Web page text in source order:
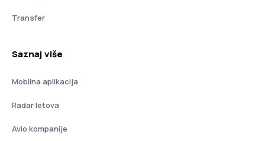
Transfer
Saznaj više
Mobilna aplikacija
Radar letova
Avio kompanije